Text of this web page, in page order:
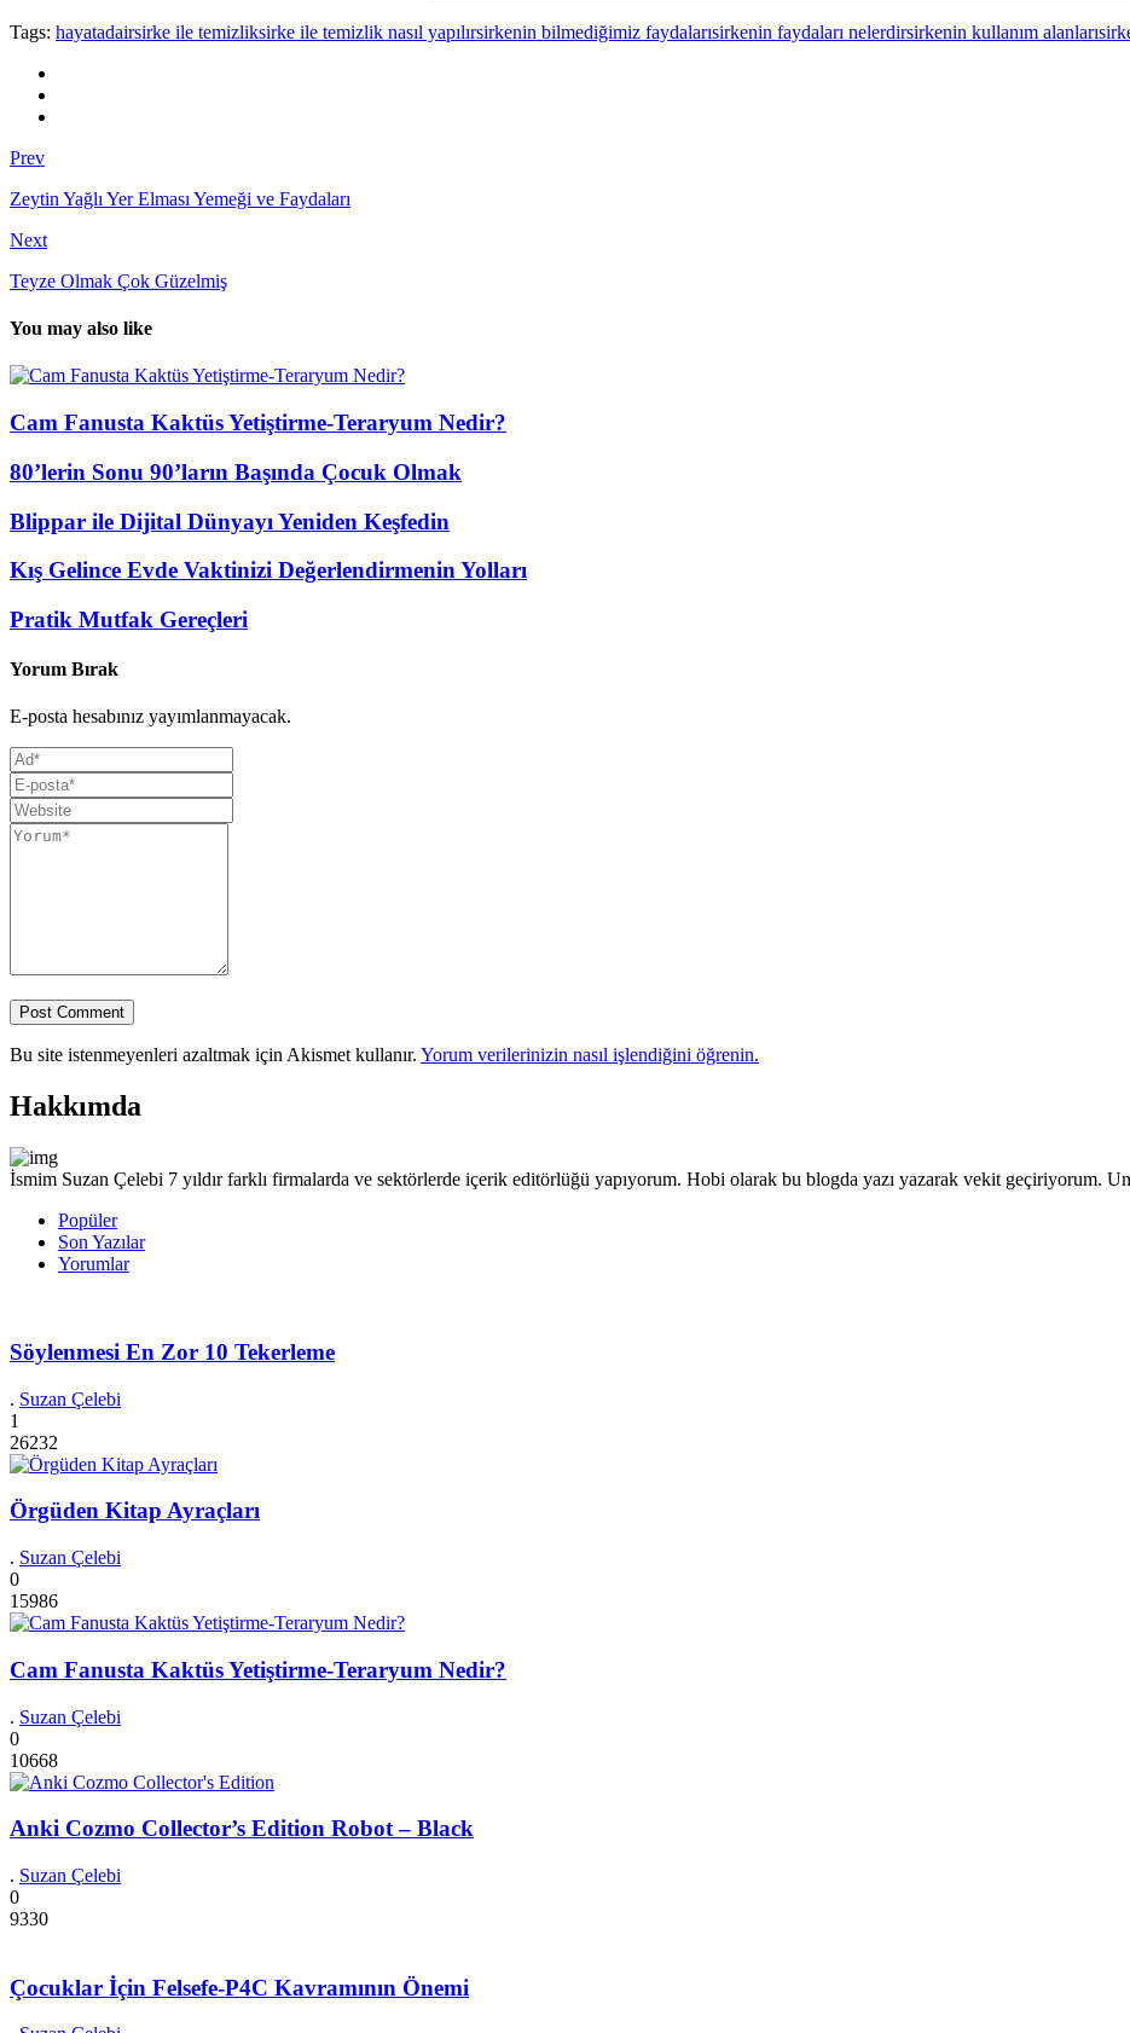
Tags: hayatadairsirke ile temizliksirke ile temizlik nasıl yapılırsirkenin bilmediğimiz faydalarısirkenin faydaları nelerdirsirkenin kullanım alanları
Prev
Zeytin Yağlı Yer Elması Yemeği ve Faydaları
Next
Teyze Olmak Çok Güzelmiş
You may also like
Cam Fanusta Kaktüs Yetiştirme-Teraryum Nedir?
80’lerin Sonu 90’ların Başında Çocuk Olmak
Blippar ile Dijital Dünyayı Yeniden Keşfedin
Kış Gelince Evde Vaktinizi Değerlendirmenin Yolları
Pratik Mutfak Gereçleri
Yorum Bırak
E-posta hesabınız yayımlanmayacak.
Bu site istenmeyenleri azaltmak için Akismet kullanır. Yorum verilerinizin nasıl işlendiğini öğrenin.
Hakkımda
İsmim Suzan Çelebi 7 yıldır farklı firmalarda ve sektörlerde içerik editörlüğü yapıyorum. Hobi olarak bu blogda yazı yazarak vekit geçiriyorum.
Popüler
Son Yazılar
Yorumlar
Söylenmesi En Zor 10 Tekerleme
. Suzan Çelebi
1
26232
Örgüden Kitap Ayraçları
. Suzan Çelebi
0
15986
Cam Fanusta Kaktüs Yetiştirme-Teraryum Nedir?
. Suzan Çelebi
0
10668
Anki Cozmo Collector’s Edition Robot – Black
. Suzan Çelebi
0
9330
Çocuklar İçin Felsefe-P4C Kavramının Önemi